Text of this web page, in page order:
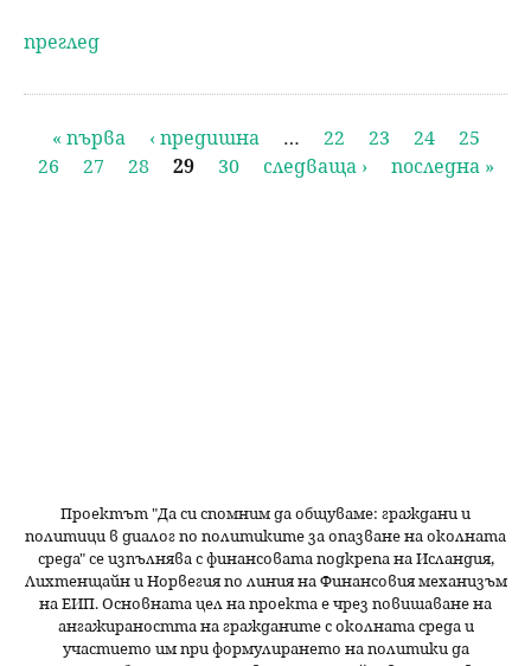
преглед
« първа ‹ предишна … 22 23 24
25
26
27 28 29 30 следваща › последна »
Проектът "Да си спомним даобщуваме: граждани и
политици в диалог по политиките за опазване на околната
среда" се изпълнява с финансовата подкрепа на Исландия,
Лихтенщайн и Норвегия по линия на Финансовия механизъм
на ЕИП. Основната цел на проекта е чрез повишаване на
ангажираността на гражданите с околната среда и
участието им при формулирането на политики да